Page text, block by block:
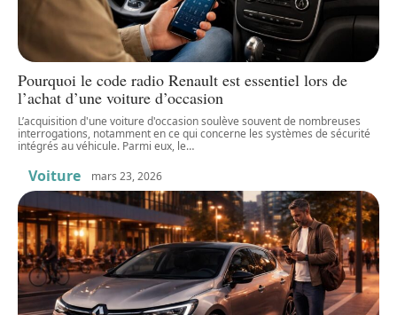
Pourquoi le code radio Renault est essentiel lors de
l’achat d’une voiture d’occasion
L’acquisition d'une voiture d'occasion soulève souvent de nombreuses
interrogations, notamment en ce qui concerne les systèmes de sécurité
intégrés au véhicule. Parmi eux, le…
Voiture mars 23, 2026